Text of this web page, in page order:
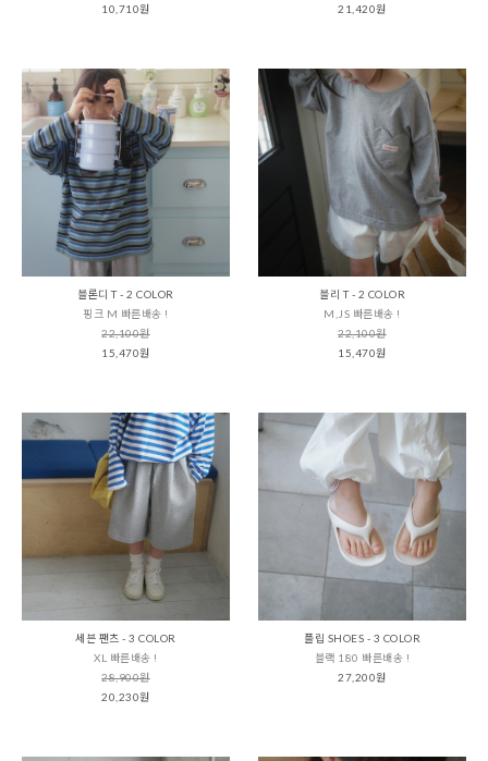
10,710원
21,420원
블론디 T - 2 COLOR
핑크 M 빠른배송 !
22,100원
15,470원
블리 T - 2 COLOR
M,JS 빠른배송 !
22,100원
15,470원
세븐 팬츠 - 3 COLOR
XL 빠른배송 !
28,900원
20,230원
플립 SHOES - 3 COLOR
블랙 180 빠른배송 !
27,200원